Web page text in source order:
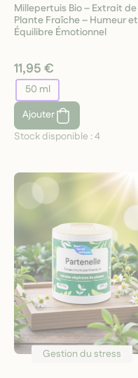
Millepertuis Bio – Extrait de
Plante Fraîche – Humeur et
Équilibre Émotionnel
11,95 €
50 ml
Ajouter
Stock disponible :4
Gestion du stress